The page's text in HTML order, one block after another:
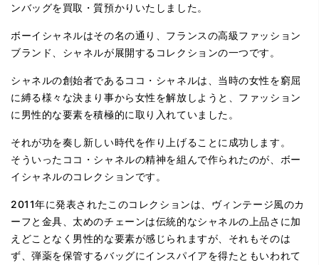
ンバッグを買取・質預かりいたしました。
ボーイシャネルはその名の通り、フランスの高級ファッション
ブランド、シャネルが展開するコレクションの一つです。
シャネルの創始者であるココ・シャネルは、当時の女性を窮屈
に縛る様々な決まり事から女性を解放しようと、ファッション
に男性的な要素を積極的に取り入れていました。
それが功を奏し新しい時代を作り上げることに成功します。
そういったココ・シャネルの精神を組んで作られたのが、ボー
イシャネルのコレクションです。
2011年に発表されたこのコレクションは、ヴィンテージ風のカ
ーフと金具、太めのチェーンは伝統的なシャネルの上品さに加
えどことなく男性的な要素が感じられますが、それもそのは
ず、弾薬を保管するバッグにインスパイアを得たともいわれて